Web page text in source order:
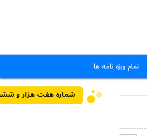
تمام ویژه نامه ها